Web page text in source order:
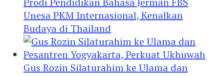
Unesa PKM Internasional, Kenalkan
Budaya di Thailand
Gus Rozin Silaturahim ke Ulama dan